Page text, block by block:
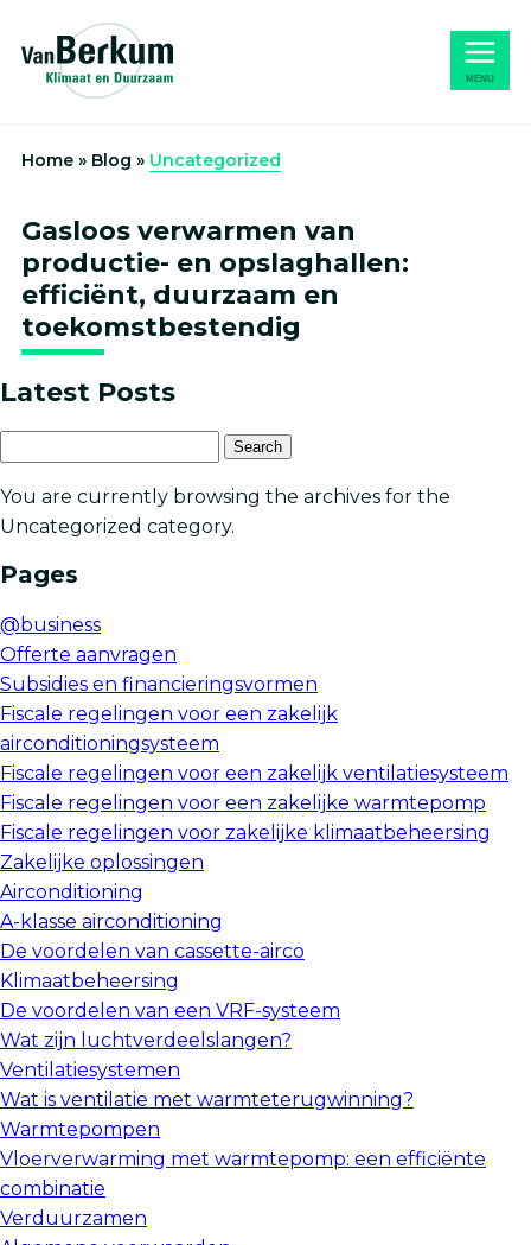
hoofdinhoud
Home
MENU
Home» Blog » Uncategorized
Gasloos verwarmen van
productie- en opslaghallen:
efficiënt, duurzaam en
toekomstbestendig
Latest Posts
You are currently browsing the archives for the
Uncategorized category.
Pages
@business
Offerte aanvragen
Subsidies en financieringsvormen
Fiscale regelingen voor een zakelijk
airconditioningsysteem
Fiscale regelingen voor een zakelijk ventilatiesysteem
Fiscale regelingen voor een zakelijke warmtepomp
Fiscale regelingen voor zakelijke klimaatbeheersing
Zakelijke oplossingen
Airconditioning
A-klasse airconditioning
De voordelen van cassette-airco
Klimaatbeheersing
De voordelen van een VRF-systeem
Wat zijn luchtverdeelslangen?
Ventilatiesystemen
Wat is ventilatie met warmteterugwinning?
Warmtepompen
Vloerverwarming met warmtepomp: een efficiënte
combinatie
Verduurzamen